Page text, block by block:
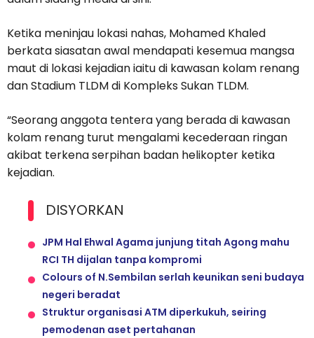
Ketika meninjau lokasi nahas, Mohamed Khaled
berkata siasatan awal mendapati kesemua mangsa
maut di lokasi kejadian iaitu di kawasan kolam renang
dan Stadium TLDM di Kompleks Sukan TLDM.
“Seorang anggota tentera yang berada di kawasan
kolam renang turut mengalami kecederaan ringan
akibat terkena serpihan badan helikopter ketika
kejadian.
DISYORKAN
JPM Hal Ehwal Agama junjung titah Agong mahu
RCI TH dijalan tanpa kompromi
Colours of N.Sembilan serlah keunikan seni budaya
negeri beradat
Struktur organisasi ATM diperkukuh, seiring
pemodenan aset pertahanan